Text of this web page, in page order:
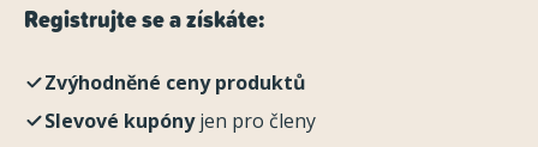
Registrujte se a získáte:
Zvýhodněné ceny produktů
Slevové kupónyjen pro členy